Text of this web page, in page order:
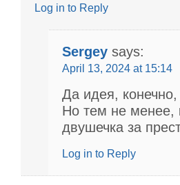
Log in to Reply
Sergey says:
April 13, 2024 at 15:14
Да идея,
Но тем не менее,
двушечка за
Log in to Reply